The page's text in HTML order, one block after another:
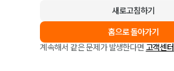
새로고침하기
홈으로 돌아가기
계속해서 같은 문제가 발생한다면 고객센터